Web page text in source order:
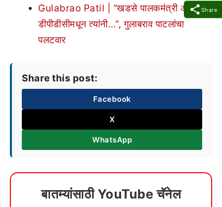
Share
Gulabrao Patil | “खडसे पालकमंत्री असताना
डीपीडीसीमधून त्यांनी…”, गुलाबराव पाटलांचा
पलटवार
Share this post:
Facebook
X
WhatsApp
बातम्यांसाठी YouTube चॅनेल